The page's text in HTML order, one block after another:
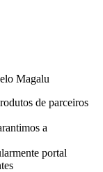
Magalu
de parceiros
a
portal